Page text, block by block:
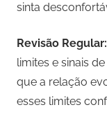
sinta
Revisão Regular:
limites e sinais
que a relação
esses limites